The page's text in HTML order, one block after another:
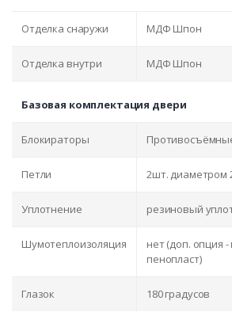
Отделка снаружи МДФ Шпон
Отделка внутри МДФ Шпон
Базовая комплектация двери
Блокираторы
Петли 2шт. диаметром
Уплотнение резиновый
Шумотеплоизоляция
нет (доп. опция
пенопласт)
Глазок 180 градусов